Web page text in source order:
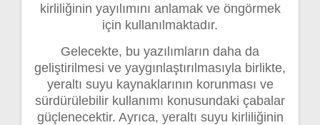
kirliliğinin yayılımını anlamak ve öngörmek
için kullanılmaktadır.
Gelecekte, bu yazılımların daha da
geliştirilmesi ve yaygınlaştırılmasıyla birlikte,
yeraltı suyu kaynaklarının korunması ve
sürdürülebilir kullanımı konusundaki çabalar
güçlenecektir. Ayrıca, yeraltı suyu kirliliğinin